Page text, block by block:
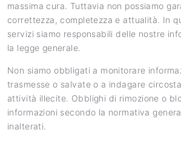
massima cura. Tuttavia non possiamo
correttezza, completezza e attualità. In
servizi siamo responsabili delle nostre
la legge generale.
Non siamo obbligati a monitorare
trasmesse o salvate o a indagare
attività illecite. Obblighi di rimozione o
informazioni secondo la normativa
inalterati.